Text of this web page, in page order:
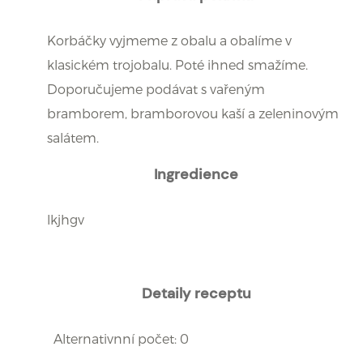
Korbáčky vyjmeme z obalu a obalíme v
klasickém trojobalu. Poté ihned smažíme.
Doporučujeme podávat s vařeným
bramborem, bramborovou kaší a zeleninovým
salátem.
Ingredience
lkjhgv
Detaily receptu
Alternativnní počet: 0